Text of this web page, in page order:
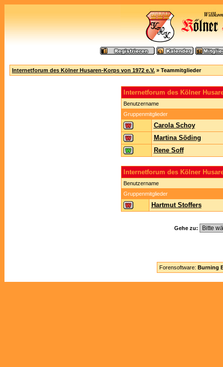
Internetforum des Kölner Husaren-Korps von 1972 e.V. » Teammitglieder
Internetforum des Kölner
Benutzername
Gruppenmitglieder
Carola Schoy
Martina Söding
Rene Soff
Internetforum des Kölner
Benutzername
Gruppenmitglieder
Hartmut Stoffers
Gehe zu:
Forensoftware: Burning